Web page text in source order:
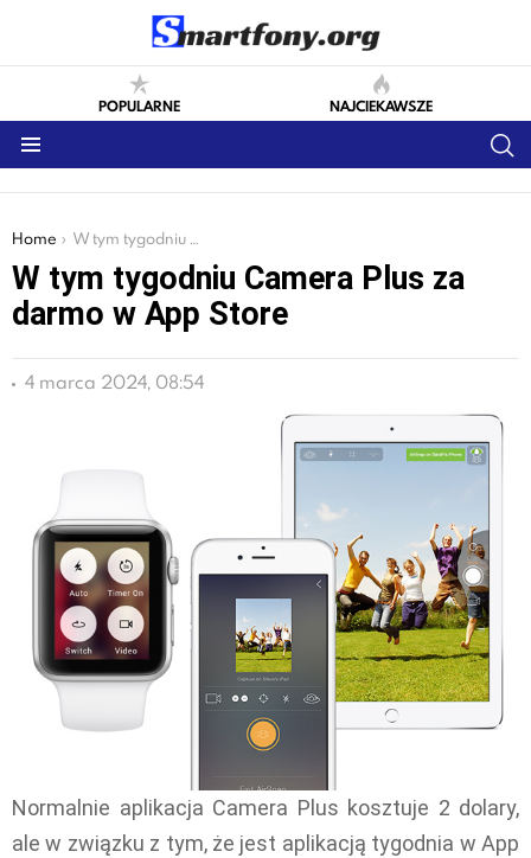
POPULARNE NAJCIEKAWSZE
You are here:
Home W tym tygodniu Camera Plus za darmo w App Store
W tym tygodniu Camera Plus za
darmo w App Store
4 marca 2024, 08:54
Normalnie aplikacja Camera Plus kosztuje 2 dolary,
ale w związku z tym, że jest aplikacją tygodnia w App